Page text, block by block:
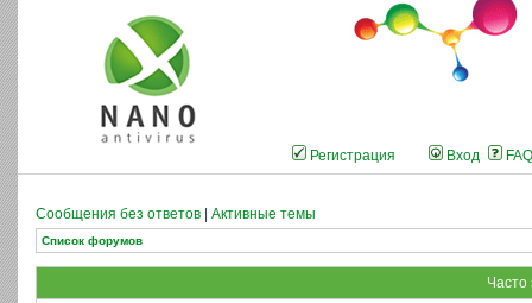
Регистрация Вход FAQ
Сообщения без ответов Активные темы
Список форумов
Часто